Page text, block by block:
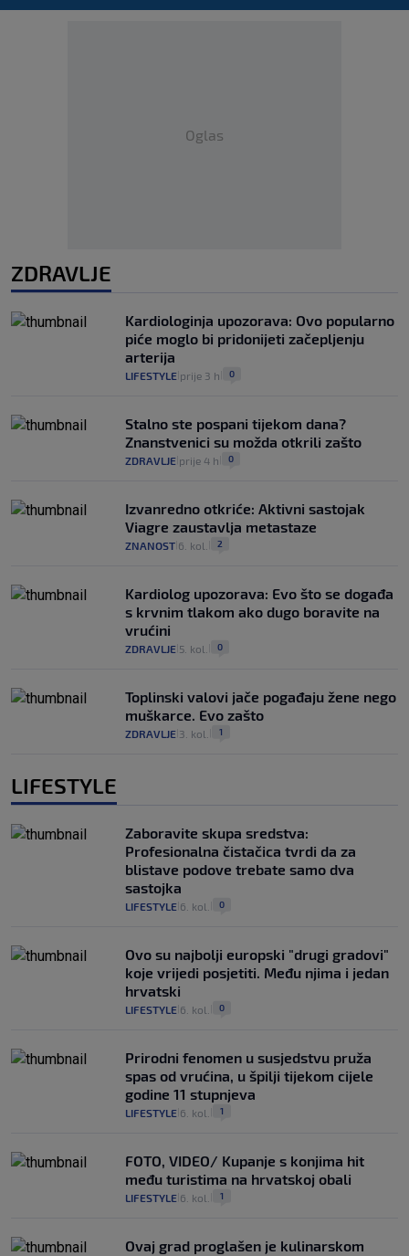
Oglas
ZDRAVLJE
Kardiologinja upozorava: Ovo popularno
piće moglo bi pridonijeti začepljenju
arterija
LIFESTYLE prije 3 h 0
Stalno ste pospani tijekom dana?
Znanstvenici su možda otkrili zašto
ZDRAVLJE prije 4 h 0
Izvanredno otkriće: Aktivni sastojak
Viagre zaustavlja metastaze
ZNANOST 6. kol. 2
Kardiolog upozorava: Evo što se događa
s krvnim tlakom ako dugo boravite na
vrućini
ZDRAVLJE 5. kol. 0
Toplinski valovi jače pogađaju žene nego
muškarce. Evo zašto
ZDRAVLJE 3. kol. 1
LIFESTYLE
Zaboravite skupa sredstva:
Profesionalna čistačica tvrdi da za
blistave podove trebate samo dva
sastojka
LIFESTYLE 6. kol. 0
Ovo su najbolji europski "drugi gradovi"
koje vrijedi posjetiti. Među njima i jedan
hrvatski
LIFESTYLE 6. kol. 0
Prirodni fenomen u susjedstvu pruža
spas od vrućina, u špilji tijekom cijele
godine 11 stupnjeva
LIFESTYLE 6. kol. 1
FOTO, VIDEO/ Kupanje s konjima hit
među turistima na hrvatskoj obali
LIFESTYLE 6. kol. 1
Ovaj grad proglašen je kulinarskom